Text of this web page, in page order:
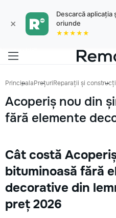
×
Descarcă aplicația
oriunde
★★★★★
PrincipalaPrețuriReparații și
Acoperiș nou din
fără elemente
Cât costă
bituminoasă fără
decorative din
preț 2026